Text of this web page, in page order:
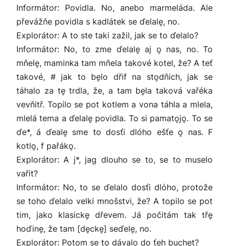
Informátor: Povidla. No, anebo marmeláda. Ale
převážňe povidla s kadlátek se ďelale̬, no.
Explorátor: A to ste taki zažil, jak se to ďelalo?
Informátor: No, to zme ďelale̬ aj o̬ nas, no. To
mňele̬, maminka tam mňela takové kotel, že? A teť
takové, # jak to be̬lo dřif na sto̬dňich, jak se
táhalo za te̬ trdla, že, a tam be̬la taková vařéka
vevňitř. Topilo se pot kotlem a vona táhla a mlela,
mlelá tema a ďelale̬ povidla. To si pamato̬jo̬. To se
ďe*, á ďeale̬ sme to dosťi dlóho ešťe o̬ nas. F
kotlo̬, f pařáko̬.
Explorátor: A j*, jag dlouho se to, se to muselo
vařit?
Informátor: No, to se ďelalo dosťi dlóho, protože
se toho ďelalo velki mnošstvi, že? A topilo se pot
tim, jako klasicke̬ dřevem. Já počitám tak tře̬
hoďine̬, že tam [de̬cke̬] seďele̬, no.
Explorátor: Potom se to dávalo do ťeh buchet?